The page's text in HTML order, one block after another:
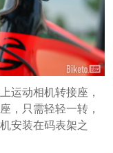
运动相机转接座，
，只需轻轻一转，
安装在码表架之